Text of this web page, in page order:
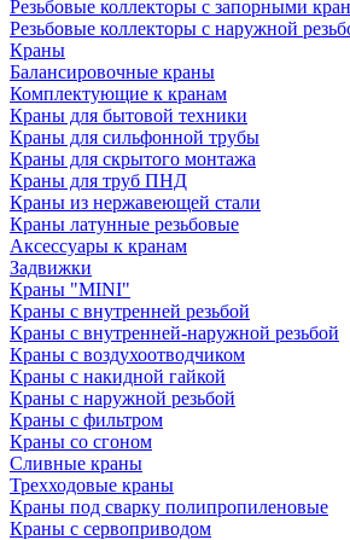
Резьбовые коллекторы с запорными
Резьбовые коллекторы с наружной
Краны
Балансировочные краны
Комплектующие к кранам
Краны для бытовой техники
Краны для сильфонной трубы
Краны для скрытого монтажа
Краны для труб ПНД
Краны из нержавеющей стали
Краны латунные резьбовые
Аксессуары к кранам
Задвижки
Краны "MINI"
Краны с внутренней резьбой
Краны с внутренней-наружной резьбой
Краны с воздухоотводчиком
Краны с накидной гайкой
Краны с наружной резьбой
Краны с фильтром
Краны со сгоном
Сливные краны
Трехходовые краны
Краны под сварку полипропиленовые
Краны с сервоприводом